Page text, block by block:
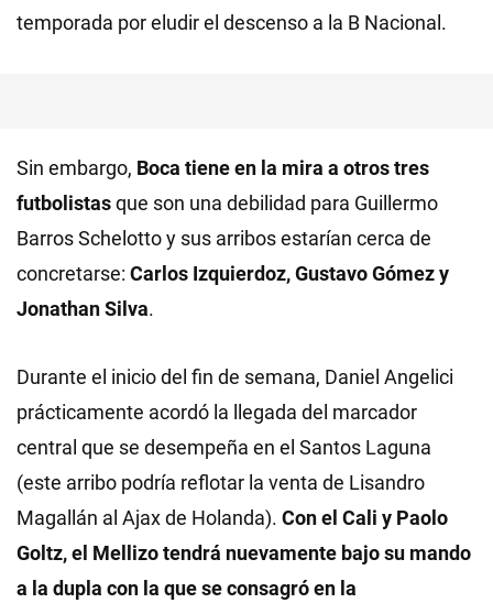
temporada por eludir el descenso a la B Nacional.
Sin embargo, Boca tiene en la mira a otros tres
futbolistasque son una debilidad para Guillermo
Barros Schelotto y sus arribos estarían cerca de
concretarse: Carlos Izquierdoz, Gustavo Gómez y
Jonathan Silva.
Durante el inicio del fin de semana, Daniel Angelici
prácticamente acordó la llegada del marcador
central que se desempeña en el Santos Laguna
(este arribo podría reflotar la venta de Lisandro
Magallán al Ajax de Holanda). Con el Cali y Paolo
Goltz, el Mellizotendrá nuevamente bajo su mando
a la dupla con la que se consagró en la